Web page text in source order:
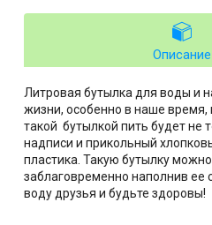
Описание
Литровая бутылка для воды и
жизни, особенно в наше
такой бутылкой пить будет не
надписи и прикольный
пластика. Такую бутылку
заблаговременно наполнив
воду друзья и будьте здоровы!